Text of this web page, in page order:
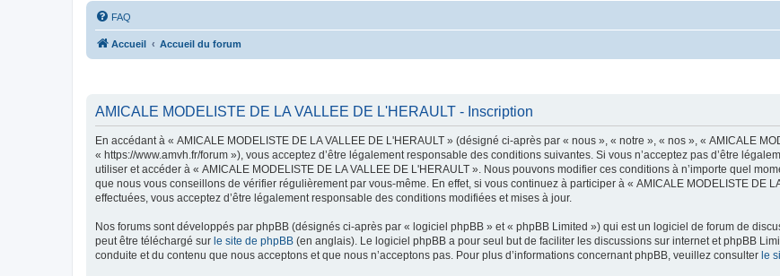
FAQ
Accueil Accueil du forum
AMICALE MODELISTE DE LA VALLEE DE L'HERAULT - Inscription
En accédant à « AMICALE MODELISTE DE LA VALLEE DE L'HERAULT » (désigné ci-après par « nous », « notre », « nos », « AMICALE
« https://www.amvh.fr/forum »), vous acceptez d’être légalement responsable des conditions suivantes. Si vous n’acceptez pas d’être
utiliser et accéder à « AMICALE MODELISTE DE LA VALLEE DE L'HERAULT ». Nous pouvons modifier ces conditions à n’importe quel
que nous vous conseillons de vérifier régulièrement par vous-même. En effet, si vous continuez à participer à « AMICALE MODELISTE DE
effectuées, vous acceptez d’être légalement responsable des conditions modifiées et mises à jour.
Nos forums sont développés par phpBB (désignés ci-après par « logiciel phpBB » et « phpBB Limited ») qui est un logiciel de forum de
peut être téléchargé sur le site de phpBB (en anglais). Le logiciel phpBB a pour seul but de faciliter les discussions sur internet et phpBB
conduite et du contenu que nous acceptons et que nous n’acceptons pas. Pour plus d’informations concernant phpBB, veuillez consulter le